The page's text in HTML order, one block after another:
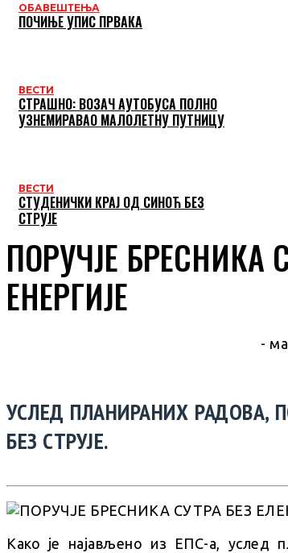
ОБАВЕШТЕЊА
ПОЧИЊЕ УПИС ПРВАКА
ВЕСТИ
СТРАШНО: ВОЗАЧ АУТОБУСА ПОЛНО
УЗНЕМИРАВАО МАЛОЛЕТНУ ПУТНИЦУ
ВЕСТИ
СТУДЕНИЧКИ КРАЈ ОД СИНОЋ БЕЗ
СТРУЈЕ
ПОРУЧЈЕ БРЕСНИКА
ЕНЕРГИЈЕ
-
УСЛЕД ПЛАНИРАНИХ РАДОВА,
БЕЗ СТРУЈЕ.
Како је најављено из ЕПС-а, услед